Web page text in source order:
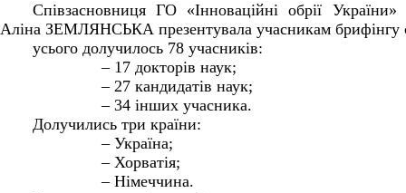
Співзасновниця ГО «Інноваційні обрії
Аліна ЗЕМЛЯНСЬКА презентувала учасникам брифінгу
усього долучилось 78 учасників:
– 17 докторів наук;
– 27 кандидатів наук;
– 34 інших учасника.
Долучились три країни:
– Україна;
– Хорватія;
– Німеччина.